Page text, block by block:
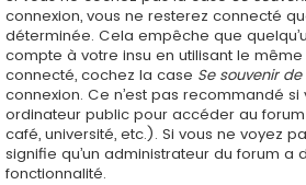
connexion, vous ne resterez connecté
déterminée. Cela empêche que
compte à votre insu en utilisant le
connecté, cochez la case Se souvenir
connexion. Ce n’est pas recommandé si
ordinateur public pour accéder au
café, université, etc.). Si vous ne voyez
signifie qu’un administrateur du forum a
fonctionnalité.